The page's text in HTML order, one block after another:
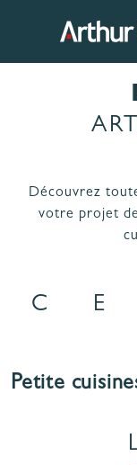
NOS
MATÉRIAUX
LES ÉTAPES
Découvrez
votre projet
C E
Petite